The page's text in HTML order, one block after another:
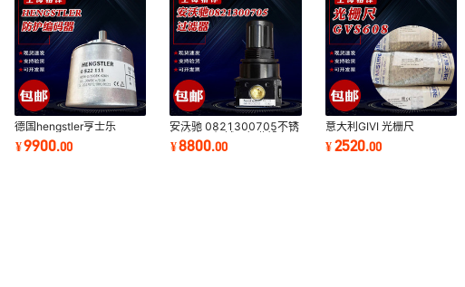
德国hengstler亨士乐
0522111 RI58-
O500EK.42KH 防护编码
¥9900.00
安沃驰 0821300705不锈
钢过滤器机械及行业设备过
滤设备批发
¥8800.00
意大利GIVI 光栅尺
GVS608 T1A 0070 05V
S7 M04R 电子尺批发
¥2520.00